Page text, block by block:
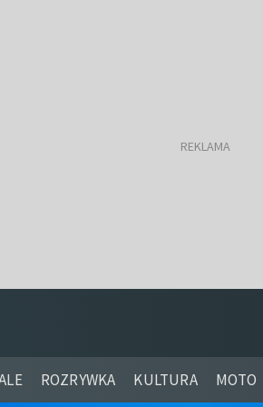
ROZRYWKA KULTURA MOTO